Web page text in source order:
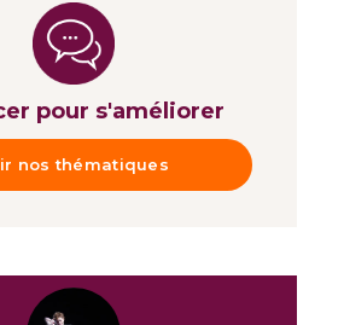
pour s'améliorer
nos thématiques